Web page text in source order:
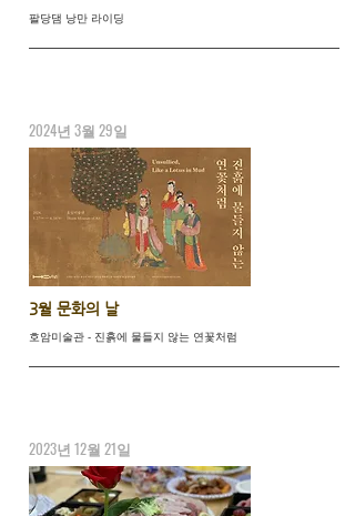
팔당댐 낭만 라이딩
2024년 3월 29일
3월 문화의 날
호암미술관 - 진흙에 물들지 않는 연꽃처럼
2023년 12월 21일